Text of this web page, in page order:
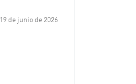
19 de junio de 2026